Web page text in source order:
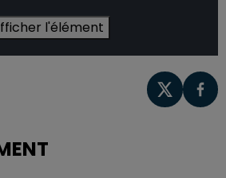
l'élément